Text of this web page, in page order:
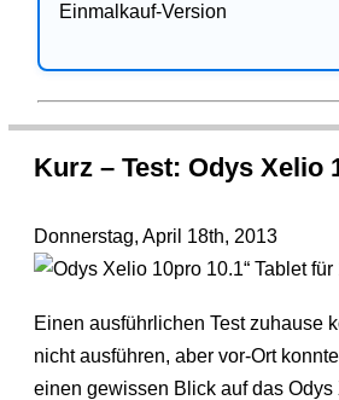
Einmalkauf-Version
Kurz – Test: Odys Xelio
Donnerstag, April 18th, 2013
Einen ausführlichen Test zuhause
nicht ausführen, aber vor-Ort
einen gewissen Blick auf das